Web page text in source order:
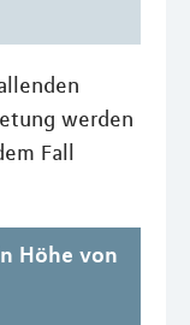
werden
Fall
Höhe von